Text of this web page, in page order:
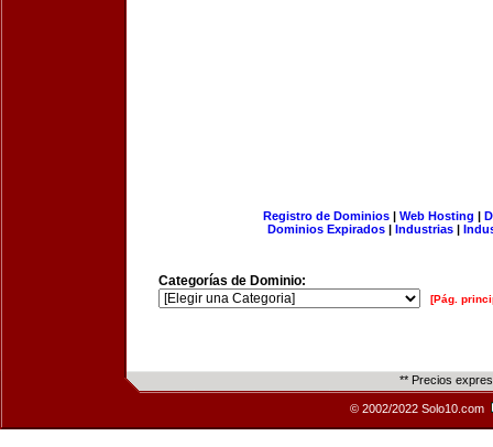
Registro de Dominios| Web Hosting |
Dominios Expirados | Industrias |
Categorías de Dominio:
[Pág.
** Precios
© 2002/2022 Solo10.com